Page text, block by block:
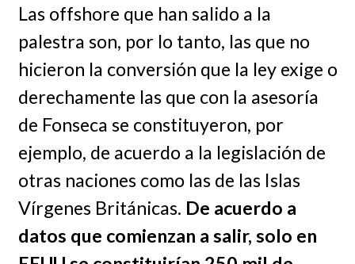
Las offshore que han salido a la
palestra son, por lo tanto, las que no
hicieron la conversión que la ley exige o
derechamente las que con la asesoría
de Fonseca se constituyeron, por
ejemplo, de acuerdo a la legislación de
otras naciones como las de las Islas
Vírgenes Británicas. De acuerdo a
datos que comienzan a salir, solo en